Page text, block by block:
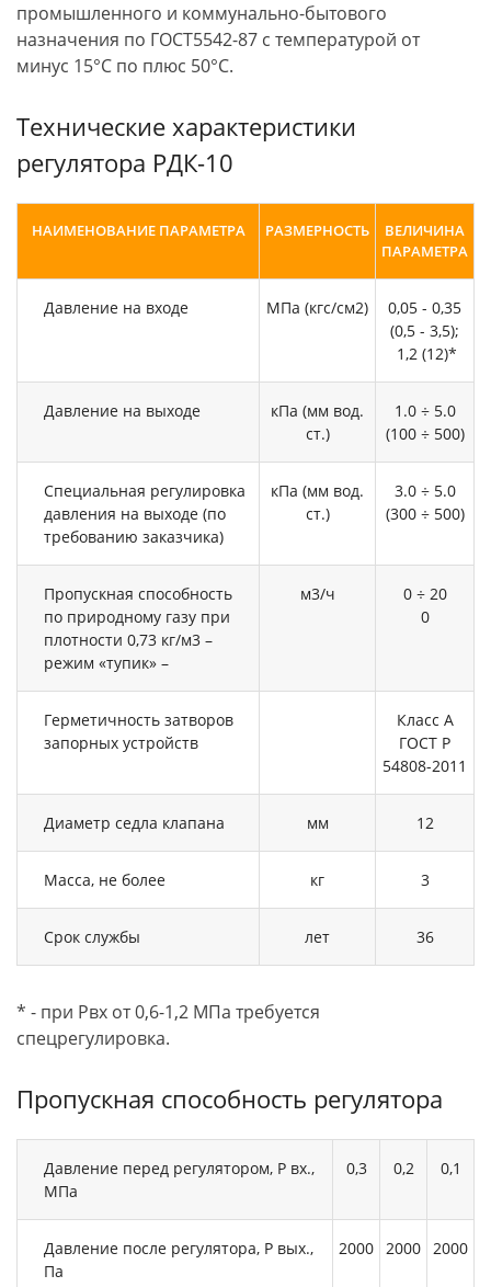
промышленного и коммунально-бытового
назначения по ГОСТ5542-87 с температурой от
минус 15°С по плюс 50°С.
Технические характеристики
регулятора РДК-10
НАИМЕНОВАНИЕ ПАРАМЕТРА РАЗМЕРНОСТЬ
ВЕЛИЧИНА
ПАРАМЕТРА
Давление на входе МПа (кгс/см2)
0,05 - 0,35
(0,5 - 3,5);
1,2 (12)*
Давление на выходе
кПа (мм вод.
ст.)
1.0 ÷ 5.0
(100 ÷ 500)
Специальная регулировка
давления на выходе (по
требованию заказчика)
кПа (мм вод.
ст.)
3.0 ÷ 5.0
(300 ÷ 500)
Пропускная способность
по природному газу при
плотности 0,73 кг/м3 –
режим «тупик» –
м3/ч
0 ÷ 20
0
Герметичность затворов
запорных устройств
Класс А
ГОСТ Р
54808-2011
Диаметр седла клапана мм 12
Масса, не более кг 3
Срок службы лет 36
* - при Рвх от 0,6-1,2 МПа требуется
спецрегулировка.
Пропускная способность регулятора
Давление перед регулятором, Р вх.,
МПа
0,3 0,2 0,1
Давление после регулятора, Р вых.,
Па
2000 2000 2000